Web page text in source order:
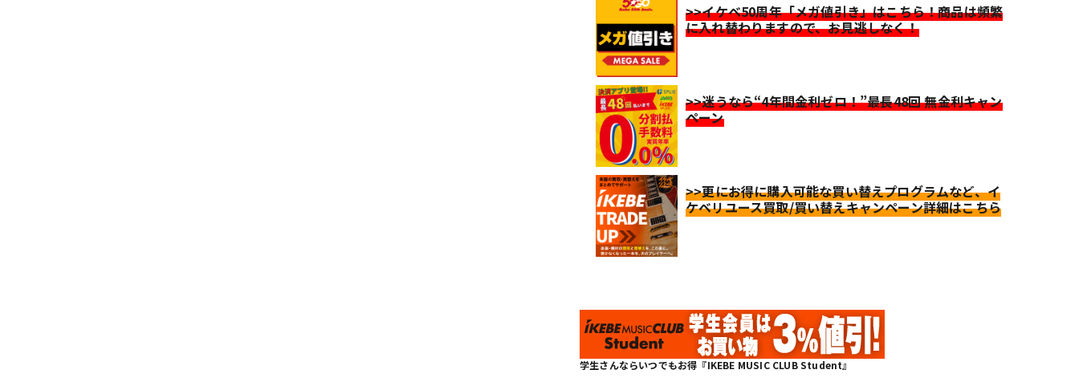
>>イケベ50周年「メガ値引き」はこちら！商品は頻繁
に入れ替わりますので、お見逃しなく！
>>迷うなら“4年間金利ゼロ！”最長48回 無金利キャン
ペーン
>>更にお得に購入可能な買い替えプログラムなど、イ
ケベリユース買取/買い替えキャンペーン詳細はこちら
学生さんならいつでもお得『IKEBE MUSIC CLUB Student』